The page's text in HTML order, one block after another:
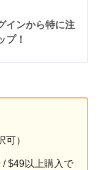
インから特に注
プ！
可）
/ $49以上購入で